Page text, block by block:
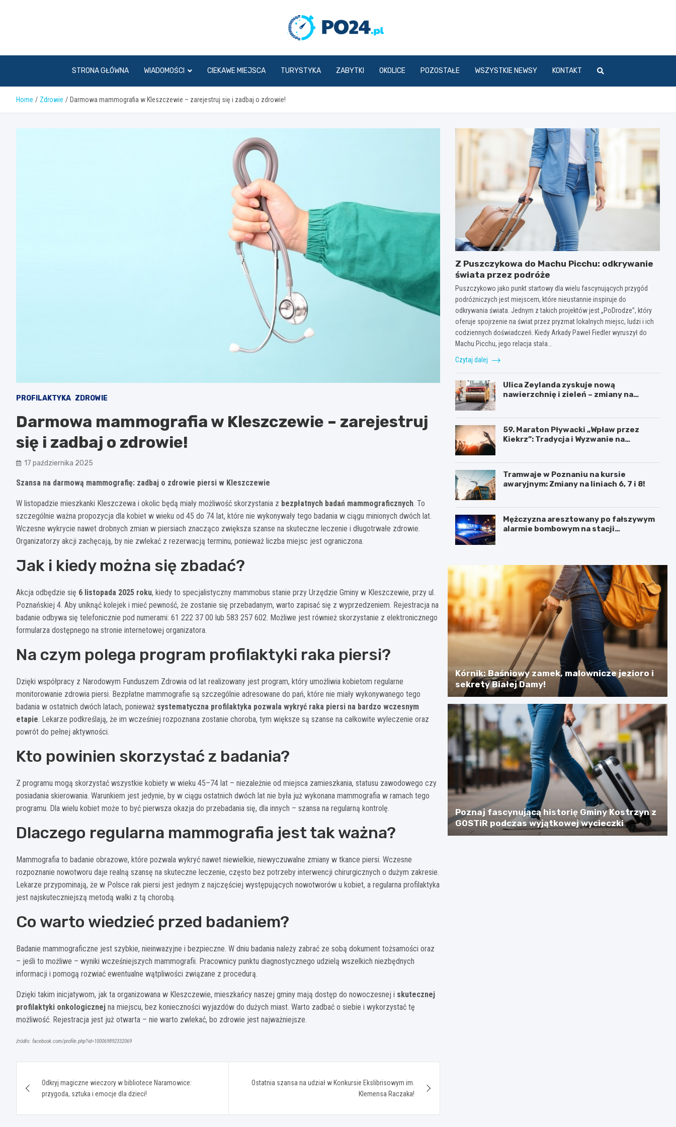
STRONA GŁÓWNA WIADOMOŚCI CIEKAWE MIEJSCA TURYSTYKA ZABYTKI OKOLICE POZOSTAŁE WSZYSTKIE NEWSY KONTAKT
Home Zdrowie Darmowa mammografia w Kleszczewie – zarejestruj się i zadbaj o zdrowie!
PROFILAKTYKA ZDROWIE
Darmowa mammografia w Kleszczewie – zarejestruj
się i zadbaj o zdrowie!
17 października 2025
Szansa na darmową mammografię: zadbaj o zdrowie piersi w Kleszczewie
W listopadzie mieszkanki Kleszczewa i okolic będą miały możliwość skorzystania z bezpłatnych badań mammograficznych. To
szczególnie ważna propozycja dla kobiet w wieku od 45 do 74 lat, które nie wykonywały tego badania w ciągu minionych dwóch lat.
Wczesne wykrycie nawet drobnych zmian w piersiach znacząco zwiększa szanse na skuteczne leczenie i długotrwałe zdrowie.
Organizatorzy akcji zachęcają, by nie zwlekać z rezerwacją terminu, ponieważ liczba miejsc jest ograniczona.
Jak i kiedy można się zbadać?
Akcja odbędzie się 6 listopada 2025 roku, kiedy to specjalistyczny mammobus stanie przy Urzędzie Gminy w Kleszczewie, przy ul.
Poznańskiej 4. Aby uniknąć kolejek i mieć pewność, że zostanie się przebadanym, warto zapisać się z wyprzedzeniem. Rejestracja na
badanie odbywa się telefonicznie pod numerami: 61 222 37 00 lub 583 257 602. Możliwe jest również skorzystanie z elektronicznego
formularza dostępnego na stronie internetowej organizatora.
Na czym polega program profilaktyki raka piersi?
Dzięki współpracy z Narodowym Funduszem Zdrowia od lat realizowany jest program, który umożliwia kobietom regularne
monitorowanie zdrowia piersi. Bezpłatne mammografie są szczególnie adresowane do pań, które nie miały wykonywanego tego
badania w ostatnich dwóch latach, ponieważ systematyczna profilaktyka pozwala wykryć raka piersi na bardzo wczesnym
etapie. Lekarze podkreślają, że im wcześniej rozpoznana zostanie choroba, tym większe są szanse na całkowite wyleczenie oraz
powrót do pełnej aktywności.
Kto powinien skorzystać z badania?
Z programu mogą skorzystać wszystkie kobiety w wieku 45–74 lat – niezależnie od miejsca zamieszkania, statusu zawodowego czy
posiadania skierowania. Warunkiem jest jedynie, by w ciągu ostatnich dwóch lat nie była już wykonana mammografia w ramach tego
programu. Dla wielu kobiet może to być pierwsza okazja do przebadania się, dla innych – szansa na regularną kontrolę.
Dlaczego regularna mammografia jest tak ważna?
Mammografia to badanie obrazowe, które pozwala wykryć nawet niewielkie, niewyczuwalne zmiany w tkance piersi. Wczesne
rozpoznanie nowotworu daje realną szansę na skuteczne leczenie, często bez potrzeby interwencji chirurgicznych o dużym zakresie.
Lekarze przypominają, że w Polsce rak piersi jest jednym z najczęściej występujących nowotworów u kobiet, a regularna profilaktyka
jest najskuteczniejszą metodą walki z tą chorobą.
Co warto wiedzieć przed badaniem?
Badanie mammograficzne jest szybkie, nieinwazyjne i bezpieczne. W dniu badania należy zabrać ze sobą dokument tożsamości oraz
– jeśli to możliwe – wyniki wcześniejszych mammografii. Pracownicy punktu diagnostycznego udzielą wszelkich niezbędnych
informacji i pomogą rozwiać ewentualne wątpliwości związane z procedurą.
Dzięki takim inicjatywom, jak ta organizowana w Kleszczewie, mieszkańcy naszej gminy mają dostęp do nowoczesnej i skutecznej
profilaktyki onkologicznej na miejscu, bez konieczności wyjazdów do dużych miast. Warto zadbać o siebie i wykorzystać tę
możliwość. Rejestracja jest już otwarta – nie warto zwlekać, bo zdrowie jest najważniejsze.
źródło: facebook.com/profile.php?id=100069892332069
wpisu
Odkryj magiczne wieczory w bibliotece Naramowice:
przygoda, sztuka i emocje dla dzieci!
Ostatnia szansa na udział w Konkursie Ekslibrisowym im.
Klemensa Raczaka!
Z Puszczykowa do Machu Picchu: odkrywanie
świata przez podróże
Puszczykowo jako punkt startowy dla wielu fascynujących przygód
podróżniczych jest miejscem, które nieustannie inspiruje do
odkrywania świata. Jednym z takich projektów jest „PoDrodze”, który
oferuje spojrzenie na świat przez pryzmat lokalnych miejsc, ludzi i ich
codziennych doświadczeń. Kiedy Arkady Paweł Fiedler wyruszył do
Machu Picchu, jego relacja stała…
Czytaj dalej
Ulica Zeylanda zyskuje nową
nawierzchnię i zieleń – zmiany na
59. Maraton Pływacki „Wpław przez
Kiekrz”: Tradycja i Wyzwanie na
Tramwaje w Poznaniu na kursie
awaryjnym: Zmiany na liniach 6, 7 i 8!
Mężczyzna aresztowany po fałszywym
alarmie bombowym na stacji
Kórnik: Baśniowy zamek, malownicze jezioro i
sekrety Białej Damy!
Poznaj fascynującą historię Gminy Kostrzyn z
GOSTiR podczas wyjątkowej wycieczki